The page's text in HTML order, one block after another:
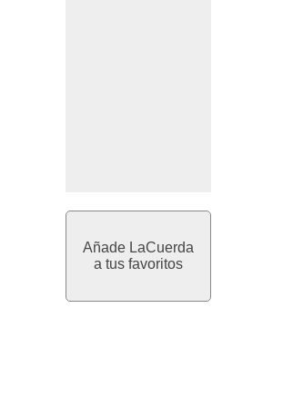
Añade LaCuerda
a tus favoritos